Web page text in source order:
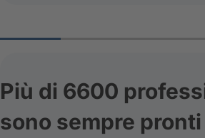
Più di 6600
sono sempre